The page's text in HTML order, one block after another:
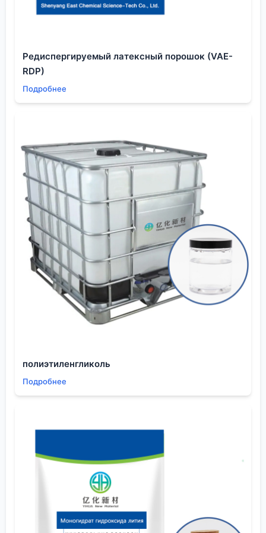
специализация на чистых химикатах для литий-
производства, где процессы автоматизированы.
Но даже там есть ручные операции, доливка,
отбор проб. И вот там-то риск максимален, если не
продумать локальную защиту именно под
Частая ошибка — ориентироваться только на
запах. Многие уверены, что если не пахнет —
значит, безопасно. Это фатальное заблуждение.
Возьмём тот же тетрагидрофуран (ТГФ) или
некоторые гликоли. Порог восприятия запаха у них
может быть выше, чем порог токсического
действия на нервную систему. Человек не
чувствует дискомфорта, а концентрация уже
опасна. Опасность возникновения острой
интоксикации здесь определяет как раз
отсутствие тревожного сигнала — запаха.
Организм не включает защитные механизмы
(задержку дыхания, кашель), и происходит
технический контроль: постоянный мониторинг
Был у меня опыт консультации на одном из
растворители для производства изоляционных
материалов. Поставщиком выступала в том числе
ООО Шэньян Ихуа Новые Материалы
чья маркетинговая сеть охватывает много стран.
Так вот, они поставляли высокочистый
Редиспергируемый латексный порошок (VAE-
RDP)
Подробнее
полиэтиленгликоль
Подробнее